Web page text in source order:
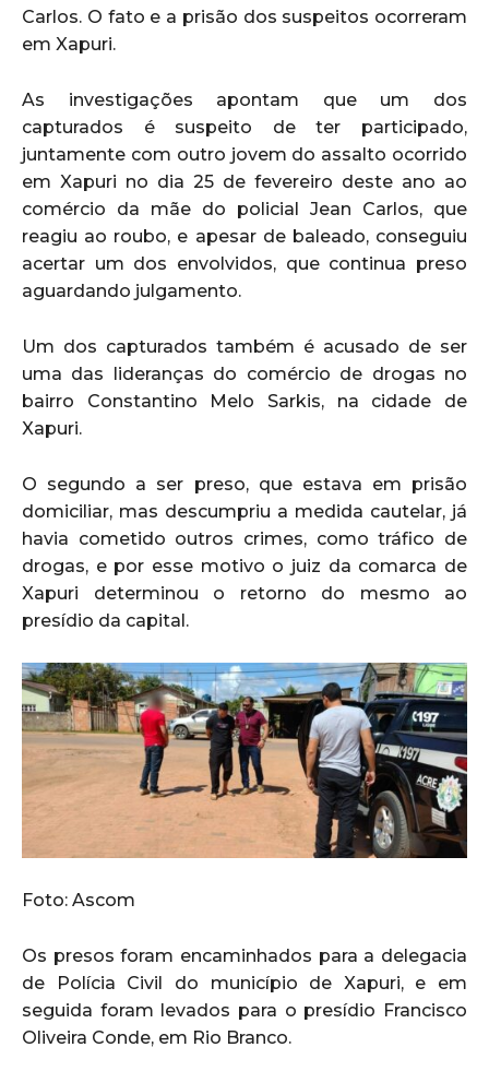
Carlos. O fato e a prisão dos suspeitos ocorreram
em Xapuri.
As investigações apontam que um dos
capturados é suspeito de ter participado,
juntamente com outro jovem do assalto ocorrido
em Xapuri no dia 25 de fevereiro deste ano ao
comércio da mãe do policial Jean Carlos, que
reagiu ao roubo, e apesar de baleado, conseguiu
acertar um dos envolvidos, que continua preso
aguardando julgamento.
Um dos capturados também é acusado de ser
uma das lideranças do comércio de drogas no
bairro Constantino Melo Sarkis, na cidade de
Xapuri.
O segundo a ser preso, que estava em prisão
domiciliar, mas descumpriu a medida cautelar, já
havia cometido outros crimes, como tráfico de
drogas, e por esse motivo o juiz da comarca de
Xapuri determinou o retorno do mesmo ao
presídio da capital.
Foto: Ascom
Os presos foram encaminhados para a delegacia
de Polícia Civil do município de Xapuri, e em
seguida foram levados para o presídio Francisco
Oliveira Conde, em Rio Branco.